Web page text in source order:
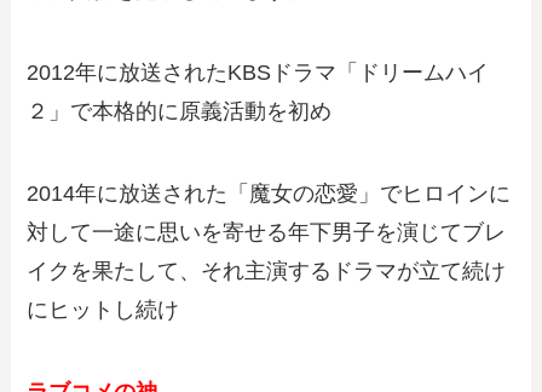
2012年に放送されたKBSドラマ「ドリームハイ
２」で本格的に原義活動を初め
2014年に放送された「魔女の恋愛」でヒロインに
対して一途に思いを寄せる年下男子を演じてブレ
イクを果たして、それ主演するドラマが立て続け
にヒットし続け